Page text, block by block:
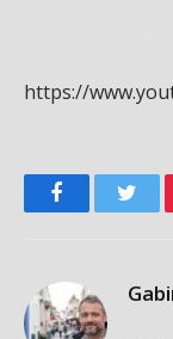
https://
Facebook